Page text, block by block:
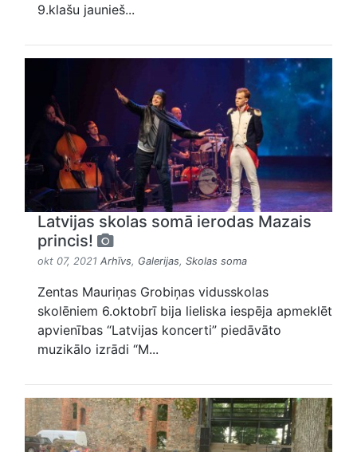
9.klašu jaunieš...
Latvijas skolas somā ierodas Mazais
princis!
okt 07, 2021 Arhīvs, Galerijas, Skolas soma
Zentas Mauriņas Grobiņas vidusskolas
skolēniem 6.oktobrī bija lieliska iespēja apmeklēt
apvienības “Latvijas koncerti” piedāvāto
muzikālo izrādi “M...